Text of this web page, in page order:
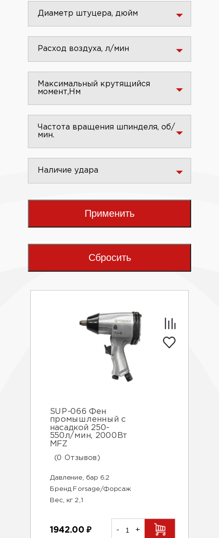
Диаметр штуцера, дюйм
Расход воздуха, л/мин
Максимальный крутящийся
момент,Нм
Частота вращения шпинделя, об/
мин.
Наличие удара
Применить
Сбросить
SUP-066 Фен
промышленный с
насадкой 250-
550л/мин, 2000Вт
MFZ
(0 Отзывов)
Давление, бар 6.2
Бренд Forsage/Форсаж
Вес, кг 2,1
1942.00₽ - +